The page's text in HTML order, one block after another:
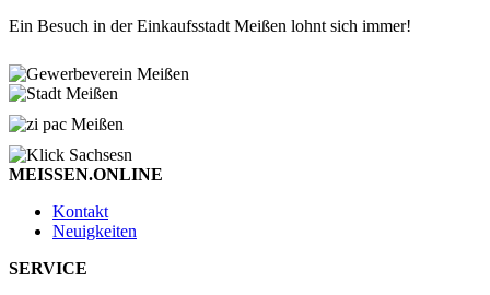
Ein Besuch in der Einkaufsstadt Meißen lohnt sich immer!
MEISSEN.ONLINE
Kontakt
Neuigkeiten
SERVICE